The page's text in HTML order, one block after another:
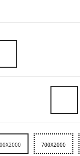
700X2000